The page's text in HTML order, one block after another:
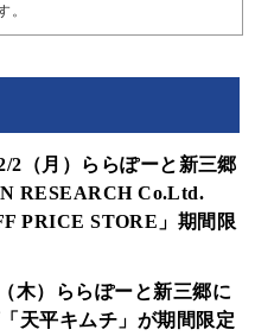
。
2（月）ららぽーと新三郷
RESEARCH Co.Ltd.
PRICE STORE」期間限
木）ららぽーと新三郷に
天平キムチ」が期間限定